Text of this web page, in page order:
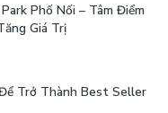
Phố Nối – Tâm Điểm
Giá Trị
Trở Thành Best Seller